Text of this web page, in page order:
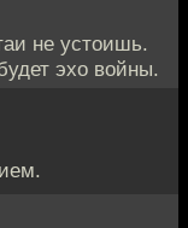
не устоишь.
эхо войны.